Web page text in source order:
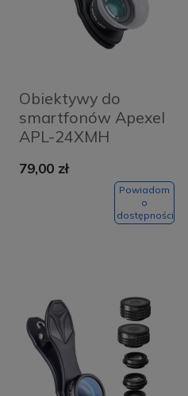
Obiektywy do
smartfonów Apexel
APL-24XMH
79,00 zł
Powiadom
o
dostępności